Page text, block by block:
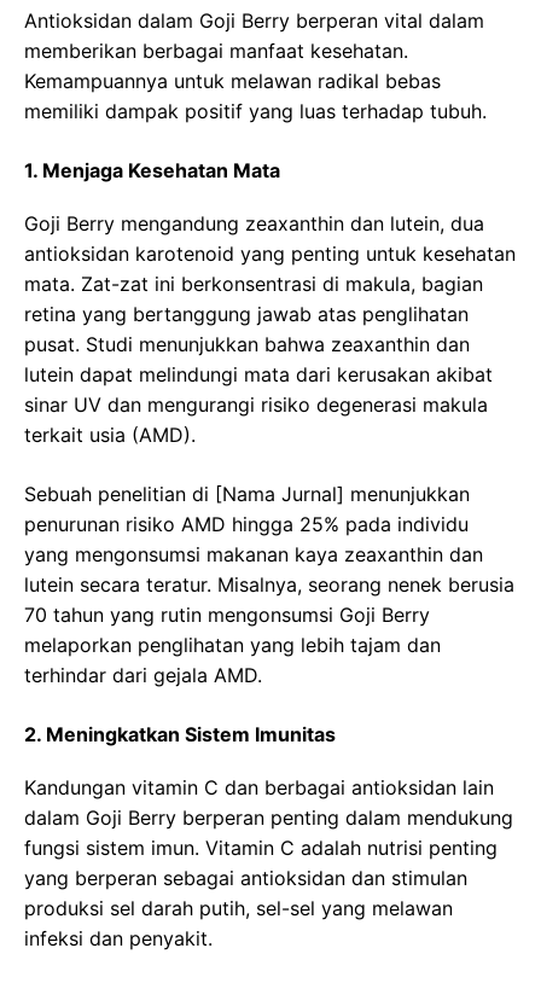
Antioksidan dalam Goji Berry berperan vital dalam
memberikan berbagai manfaat kesehatan.
Kemampuannya untuk melawan radikal bebas
memiliki dampak positif yang luas terhadap tubuh.
1. Menjaga Kesehatan Mata
Goji Berry mengandung zeaxanthin dan lutein, dua
antioksidan karotenoid yang penting untuk kesehatan
mata. Zat-zat ini berkonsentrasi di makula, bagian
retina yang bertanggung jawab atas penglihatan
pusat. Studi menunjukkan bahwa zeaxanthin dan
lutein dapat melindungi mata dari kerusakan akibat
sinar UV dan mengurangi risiko degenerasi makula
terkait usia (AMD).
Sebuah penelitian di [Nama Jurnal] menunjukkan
penurunan risiko AMD hingga 25% pada individu
yang mengonsumsi makanan kaya zeaxanthin dan
lutein secara teratur. Misalnya, seorang nenek berusia
70 tahun yang rutin mengonsumsi Goji Berry
melaporkan penglihatan yang lebih tajam dan
terhindar dari gejala AMD.
2. Meningkatkan Sistem Imunitas
Kandungan vitamin C dan berbagai antioksidan lain
dalam Goji Berry berperan penting dalam mendukung
fungsi sistem imun. Vitamin C adalah nutrisi penting
yang berperan sebagai antioksidan dan stimulan
produksi sel darah putih, sel-sel yang melawan
infeksi dan penyakit.